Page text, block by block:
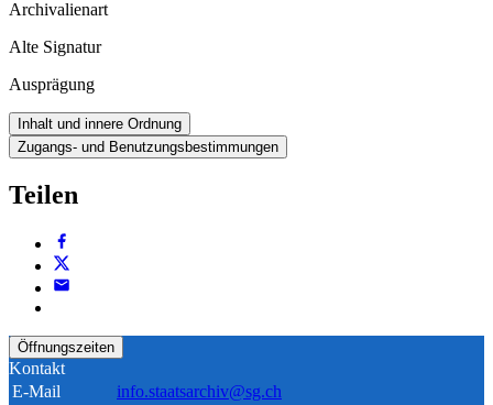
Archivalienart
Alte Signatur
Ausprägung
Inhalt und innere Ordnung
Zugangs- und Benutzungsbestimmungen
Teilen
Öffnungszeiten
Kontakt
E-Mail
info.staatsarchiv@sg.ch